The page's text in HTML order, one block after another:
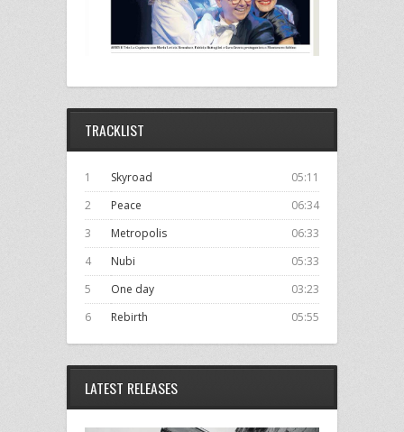
TRACKLIST
1 Skyroad
05:11
2
Peace
06:34
3
Metropolis
06:33
4
Nubi
05:33
5
One day
03:23
6
Rebirth 05:55
LATEST RELEASES